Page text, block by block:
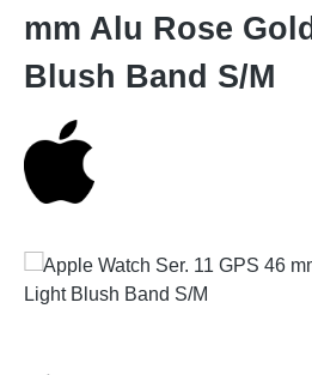
mm Alu Rose
Blush Band S/M
Bildergalerie überspringen